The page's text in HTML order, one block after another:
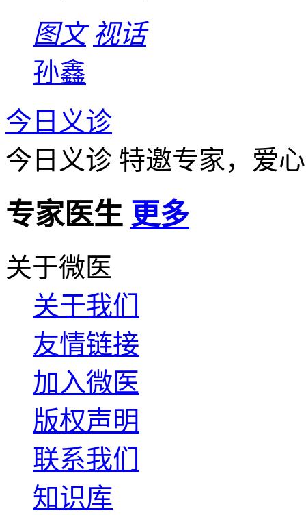
图文 视话
孙鑫
今日义诊
今日义诊 特邀专家，爱
专家医生 更多
关于微医
关于我们
友情链接
加入微医
版权声明
联系我们
知识库